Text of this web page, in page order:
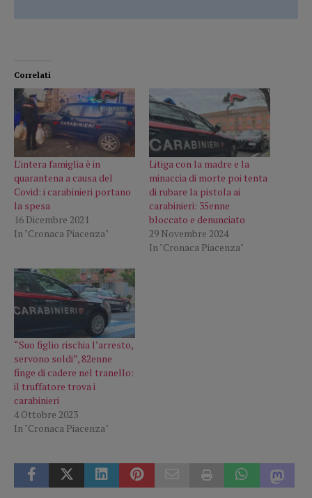
Correlati
L’intera famiglia è in
quarantena a causa del
Covid: i carabinieri portano
la spesa
16 Dicembre 2021
In "Cronaca Piacenza"
Litiga con la madre e la
minaccia di morte poi tenta
di rubare la pistola ai
carabinieri: 35enne
bloccato e denunciato
29 Novembre 2024
In "Cronaca Piacenza"
“Suo figlio rischia l’arresto,
servono soldi”, 82enne
finge di cadere nel tranello:
il truffatore trova i
carabinieri
4 Ottobre 2023
In "Cronaca Piacenza"